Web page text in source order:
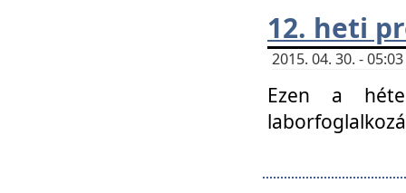
12. heti
2015. 04. 30. -
Ezen a